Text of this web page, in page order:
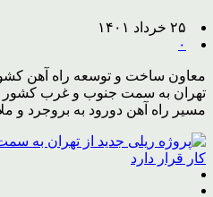
۲۵ خرداد ۱۴۰۱
۰
معاون ساخت و توسعه راه آهن
تهران به سمت جنوب و غرب کشور
مسیر راه آهن دورود به بروجرد و